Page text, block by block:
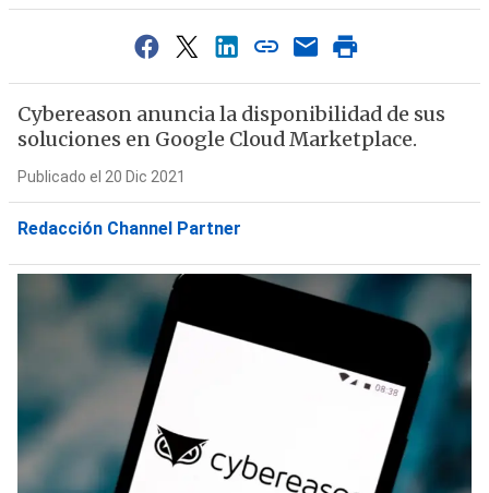
Cybereason anuncia la disponibilidad de sus
soluciones en Google Cloud Marketplace.
Publicado el 20 Dic 2021
Redacción Channel Partner